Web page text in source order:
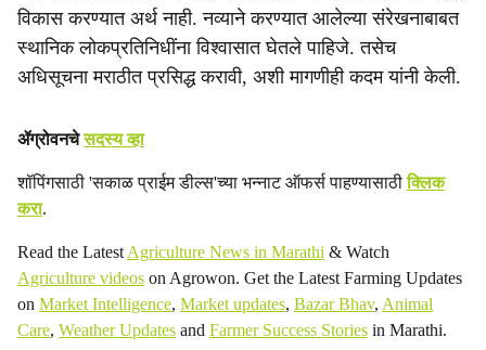
विकास करण्यात अर्थ नाही. नव्याने करण्यात आलेल्या संरेखनाबाबत
स्थानिक लोकप्रतिनिधींना विश्वासात घेतले पाहिजे. तसेच
अधिसूचना मराठीत प्रसिद्ध करावी, अशी मागणीही कदम यांनी केली.
ॲग्रोवनचेसदस्य व्हा
शॉपिंगसाठी 'सकाळ प्राईम डील्स'च्या भन्नाट ऑफर्स पाहण्यासाठीक्लिक
करा.
Read the Latest Agriculture News in Marathi & Watch
Agriculture videos on Agrowon. Get the Latest Farming Updates
on Market Intelligence, Market updates, Bazar Bhav, Animal
Care, Weather Updates and Farmer Success Stories in Marathi.